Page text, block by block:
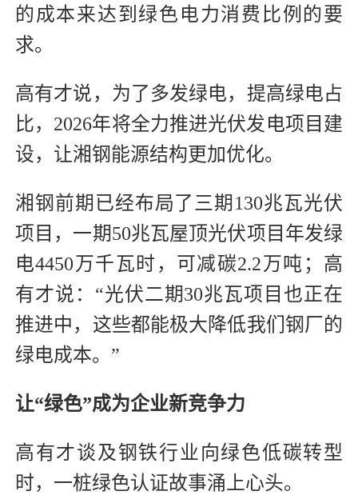
的成本来达到绿色电力消费比例的要
求。
高有才说，为了多发绿电，提高绿电占
比，2026年将全力推进光伏发电项目建
设，让湘钢能源结构更加优化。
湘钢前期已经布局了三期130兆瓦光伏
项目，一期50兆瓦屋顶光伏项目年发绿
电4450万千瓦时，可减碳2.2万吨；高
有才说：“光伏二期30兆瓦项目也正在
推进中，这些都能极大降低我们钢厂的
绿电成本。”
让“绿色”成为企业新竞争力
高有才谈及钢铁行业向绿色低碳转型
时，一桩绿色认证故事涌上心头。